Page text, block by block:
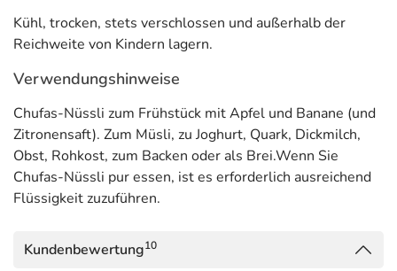
Kühl, trocken, stets verschlossen und außerhalb der
Reichweite von Kindern lagern.
Verwendungshinweise
Chufas-Nüssli zum Frühstück mit Apfel und Banane (und
Zitronensaft). Zum Müsli, zu Joghurt, Quark, Dickmilch,
Obst, Rohkost, zum Backen oder als Brei.Wenn Sie
Chufas-Nüssli pur essen, ist es erforderlich ausreichend
Flüssigkeit zuzuführen.
Kundenbewertung10